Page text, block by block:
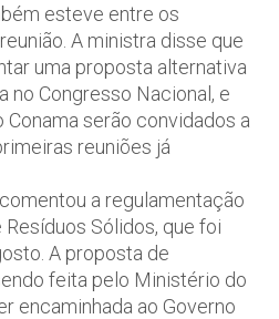
esteve entre os
A ministra disse que
uma proposta alternativa
no Congresso Nacional, e
serão convidados a
reuniões já
a regulamentação
Sólidos, que foi
A proposta de
feita pelo Ministério do
encaminhada ao Governo